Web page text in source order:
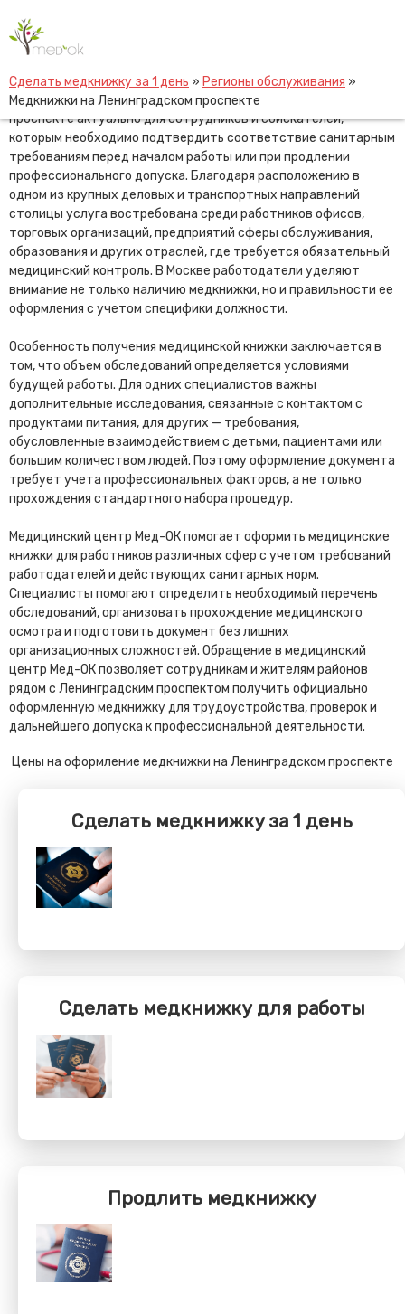
content
Сделать медкнижку за 1 день » Регионы обслуживания »
Медкнижки на Ленинградском проспекте
Медкнижки на Ленинградском
проспекте
Оформление медицинской книжки на Ленинградском
проспекте актуально для сотрудников и соискателей,
которым необходимо подтвердить соответствие санитарным
требованиям перед началом работы или при продлении
профессионального допуска. Благодаря расположению в
одном из крупных деловых и транспортных направлений
столицы услуга востребована среди работников офисов,
торговых организаций, предприятий сферы обслуживания,
образования и других отраслей, где требуется обязательный
медицинский контроль. В Москве работодатели уделяют
внимание не только наличию медкнижки, но и правильности ее
оформления с учетом специфики должности.
Особенность получения медицинской книжки заключается в
том, что объем обследований определяется условиями
будущей работы. Для одних специалистов важны
дополнительные исследования, связанные с контактом с
продуктами питания, для других — требования,
обусловленные взаимодействием с детьми, пациентами или
большим количеством людей. Поэтому оформление документа
требует учета профессиональных факторов, а не только
прохождения стандартного набора процедур.
Медицинский центр Мед-ОК помогает оформить медицинские
книжки для работников различных сфер с учетом требований
работодателей и действующих санитарных норм.
Специалисты помогают определить необходимый перечень
обследований, организовать прохождение медицинского
осмотра и подготовить документ без лишних
организационных сложностей. Обращение в медицинский
центр Мед-ОК позволяет сотрудникам и жителям районов
рядом с Ленинградским проспектом получить официально
оформленную медкнижку для трудоустройства, проверок и
дальнейшего допуска к профессиональной деятельности.
Цены на оформление медкнижки на Ленинградском проспекте
Сделать медкнижку за 1 день
Сделать медкнижку для работы
Продлить медкнижку